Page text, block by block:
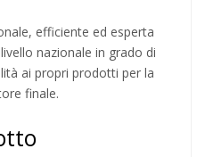
efficiente ed esperta
nazionale in grado di
ai propri prodotti per la
finale.